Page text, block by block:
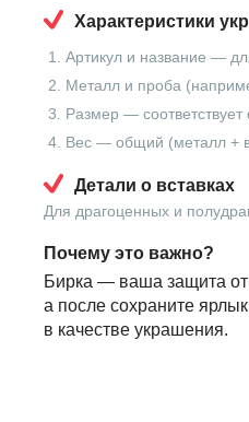
Характеристики
Артикул и название —
Металл и проба
Размер — соответствует
Вес — общий (металл +
Детали о вставках
Для драгоценных и
Почему это важно?
Бирка — ваша защита от
а после сохраните
в качестве украшения.